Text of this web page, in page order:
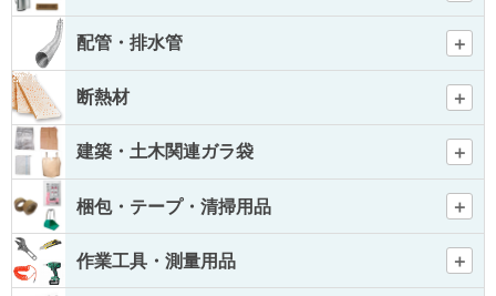
配管・排水管
断熱材
建築・土木関連ガラ袋
梱包・テープ・清掃用品
作業工具・測量用品